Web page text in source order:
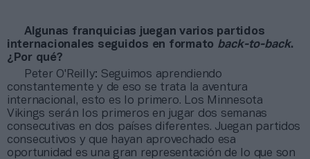
Algunas franquicias juegan varios partidos
internacionales seguidos en formato back-to-back.
¿Por qué?
Peter O'Reilly: Seguimos aprendiendo
constantemente y de eso se trata la aventura
internacional, esto es lo primero. Los Minnesota
Vikings serán los primeros en jugar dos semanas
consecutivas en dos países diferentes. Juegan partidos
consecutivos y que hayan aprovechado esa
oportunidad es una gran representación de lo que son